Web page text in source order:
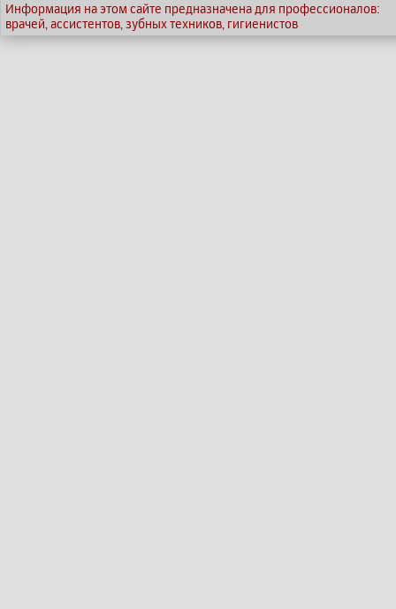
Информация на этом сайте предназначена для профессионалов:
врачей, ассистентов, зубных техников, гигиенистов